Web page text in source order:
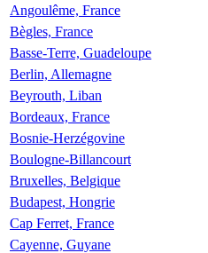
Angoulême, France
Bègles, France
Basse-Terre, Guadeloupe
Berlin, Allemagne
Beyrouth, Liban
Bordeaux, France
Bosnie-Herzégovine
Boulogne-Billancourt
Bruxelles, Belgique
Budapest, Hongrie
Cap Ferret, France
Cayenne, Guyane